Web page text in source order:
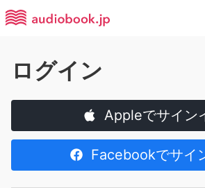
ログイン
Appleでサイン
Facebookでサイ